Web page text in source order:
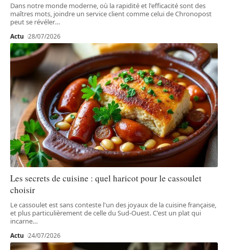
Dans notre monde moderne, où la rapidité et l'efficacité sont des
maîtres mots, joindre un service client comme celui de Chronopost
peut se révéler…
Actu 28/07/2026
Les secrets de cuisine : quel haricot pour le cassoulet
choisir
Le cassoulet est sans conteste l'un des joyaux de la cuisine française,
et plus particulièrement de celle du Sud-Ouest. C'est un plat qui
incarne…
Actu 24/07/2026